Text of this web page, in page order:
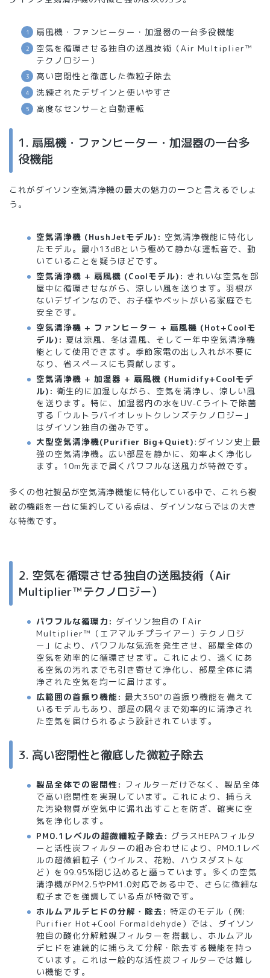
扇風機・ファンヒーター・加湿器の一台多役機能
空気を循環させる独自の送風技術（Air Multiplier™
テクノロジー）
高い密閉性と徹底した微粒子除去
洗練されたデザインと使いやすさ
高度なセンサーと自動運転
1. 扇風機・ファンヒーター・加湿器の一台多
役機能
これがダイソン空気清浄機の最大の魅力の一つと言えるでしょ
う。
空気清浄機 (HushJetモデル): 空気清浄機能に特化し
たモデル。最小13dBという極めて静かな運転音で、動
いていることを疑うほどです。
空気清浄機 + 扇風機 (Coolモデル): きれいな空気を部
屋中に循環させながら、涼しい風を送ります。羽根が
ないデザインなので、お子様やペットがいる家庭でも
安全です。
空気清浄機 + ファンヒーター + 扇風機 (Hot+Coolモ
デル): 夏は涼風、冬は温風、そして一年中空気清浄機
能として使用できます。季節家電の出し入れが不要に
なり、省スペースにも貢献します。
空気清浄機 + 加湿器 + 扇風機 (Humidify+Coolモデ
ル): 衛生的に加湿しながら、空気を清浄し、涼しい風
を送ります。特に、加湿器内の水をUV-Cライトで除菌
する「ウルトラバイオレットクレンズテクノロジー」
はダイソン独自の強みです。
大型空気清浄機(Purifier Big+Quiet) :ダイソン史上最
強の空気清浄機。広い部屋を静かに、効率よく浄化し
ます。10m先まで届くパワフルな送風力が特徴です。
多くの他社製品が空気清浄機能に特化している中で、これら複
数の機能を一台に集約している点は、ダイソンならではの大き
な特徴です。
2. 空気を循環させる独自の送風技術（Air
Multiplier™テクノロジー）
パワフルな循環力: ダイソン独自の「Air
Multiplier™（エアマルチプライアー）テクノロジ
ー」により、パワフルな気流を発生させ、部屋全体の
空気を効率的に循環させます。これにより、遠くにあ
る空気の汚れまでも引き寄せて浄化し、部屋全体に清
浄された空気を均一に届けます。
広範囲の首振り機能: 最大350°の首振り機能を備えて
いるモデルもあり、部屋の隅々まで効率的に清浄され
た空気を届けられるよう設計されています。
3. 高い密閉性と徹底した微粒子除去
製品全体での密閉性: フィルターだけでなく、製品全体
で高い密閉性を実現しています。これにより、捕らえ
た汚染物質が空気中に漏れ出すことを防ぎ、確実に空
気を浄化します。
PM0.1レベルの超微細粒子除去: グラスHEPAフィルタ
ーと活性炭フィルターの組み合わせにより、PM0.1レベ
ルの超微細粒子（ウイルス、花粉、ハウスダストな
ど）を99.95%閉じ込めると謳っています。多くの空気
清浄機がPM2.5やPM1.0対応である中で、さらに微細な
粒子までを強調している点が特徴です。
ホルムアルデヒドの分解・除去: 特定のモデル（例:
Purifier Hot+Cool Formaldehyde）では、ダイソン
独自の酸化分解触媒フィルターを搭載し、ホルムアル
デヒドを連続的に捕らえて分解・除去する機能を持っ
ています。これは一般的な活性炭フィルターでは難し
い機能です。